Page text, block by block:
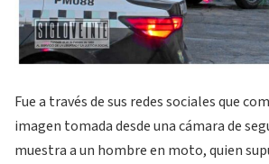
Fue a través de sus redes sociales que
imagen tomada desde una cámara de
muestra a un hombre en moto, quien